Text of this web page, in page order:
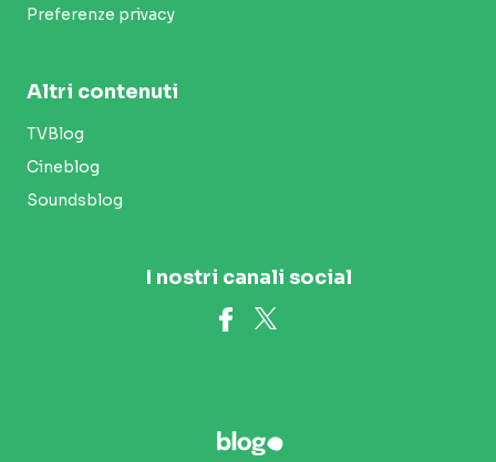
Preferenze privacy
Altri contenuti
TVBlog
Cineblog
Soundsblog
I nostri canali social